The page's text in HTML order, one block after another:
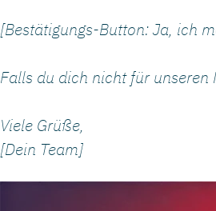
[Bestätigungs-Button: Ja, ich
Falls du dich nicht für unseren
Viele Grüße,
[Dein Team]